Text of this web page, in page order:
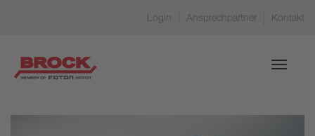
Login Ansprechpartner Kontakt
Toggle